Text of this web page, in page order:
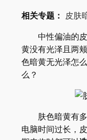
相关专题： 皮肤
中性偏油的皮
黄没有光泽且两
色暗黄无光泽怎
么？
肤色暗黄有多
电脑时间过长，